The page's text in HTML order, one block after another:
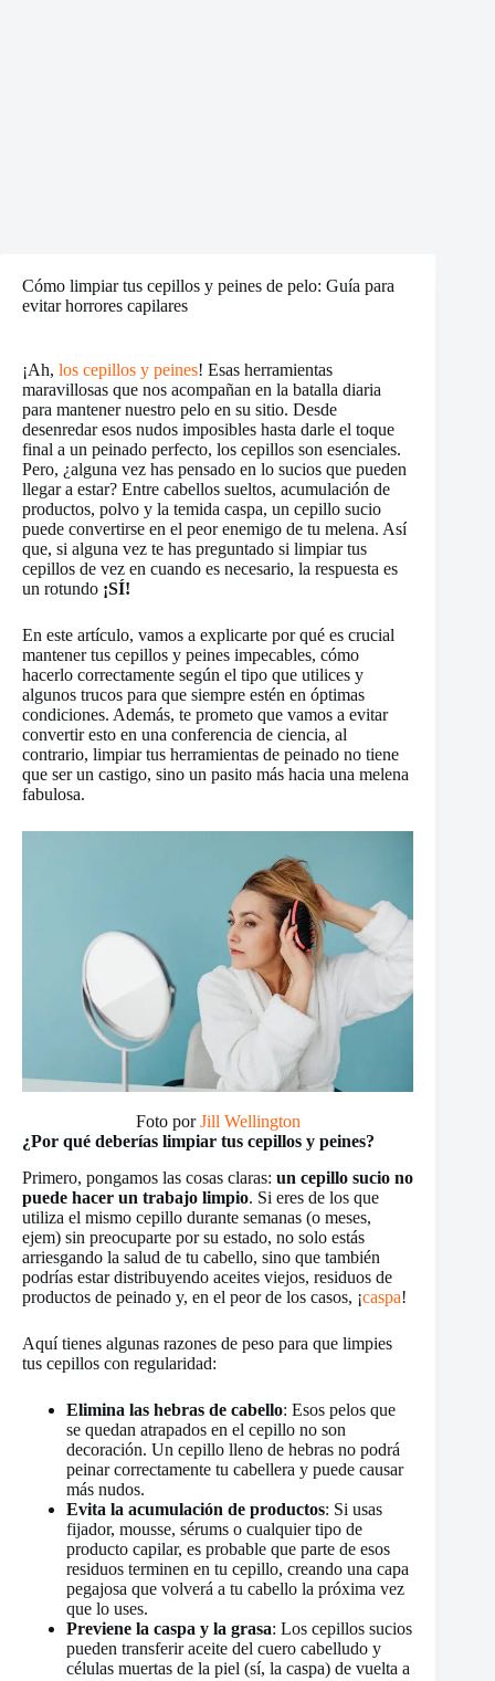
Cómo limpiar tus cepillos y peines de pelo: Guía para
evitar horrores capilares
¡Ah, los cepillos y peines! Esas herramientas
maravillosas que nos acompañan en la batalla diaria
para mantener nuestro pelo en su sitio. Desde
desenredar esos nudos imposibles hasta darle el toque
final a un peinado perfecto, los cepillos son esenciales.
Pero, ¿alguna vez has pensado en lo sucios que pueden
llegar a estar? Entre cabellos sueltos, acumulación de
productos, polvo y la temida caspa, un cepillo sucio
puede convertirse en el peor enemigo de tu melena. Así
que, si alguna vez te has preguntado si limpiar tus
cepillos de vez en cuando es necesario, la respuesta es
un rotundo ¡SÍ!
En este artículo, vamos a explicarte por qué es crucial
mantener tus cepillos y peines impecables, cómo
hacerlo correctamente según el tipo que utilices y
algunos trucos para que siempre estén en óptimas
condiciones. Además, te prometo que vamos a evitar
convertir esto en una conferencia de ciencia, al
contrario, limpiar tus herramientas de peinado no tiene
que ser un castigo, sino un pasito más hacia una melena
fabulosa.
Foto porJill Wellington
¿Por qué deberías limpiar tus cepillos y peines?
Primero, pongamos las cosas claras: un cepillo sucio no
puede hacer un trabajo limpio. Si eres de los que
utiliza el mismo cepillo durante semanas (o meses,
ejem) sin preocuparte por su estado, no solo estás
arriesgando la salud de tu cabello, sino que también
podrías estar distribuyendo aceites viejos, residuos de
productos de peinado y, en el peor de los casos, ¡caspa!
Aquí tienes algunas razones de peso para que limpies
tus cepillos con regularidad:
Elimina las hebras de cabello: Esos pelos que
se quedan atrapados en el cepillo no son
decoración. Un cepillo lleno de hebras no podrá
peinar correctamente tu cabellera y puede causar
más nudos.
Evita la acumulación de productos: Si usas
fijador, mousse, sérums o cualquier tipo de
producto capilar, es probable que parte de esos
residuos terminen en tu cepillo, creando una capa
pegajosa que volverá a tu cabello la próxima vez
que lo uses.
Previene la caspa y la grasa: Los cepillos sucios
pueden transferir aceite del cuero cabelludo y
células muertas de la piel (sí, la caspa) de vuelta a